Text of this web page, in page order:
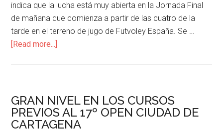
indica que la lucha está muy abierta en la Jornada Final
de mañana que comienza a partir de las cuatro de la
tarde en el terreno de jugo de Futvoley España. Se …
[Read more...]
GRAN NIVEL EN LOS CURSOS
PREVIOS AL 17º OPEN CIUDAD DE
CARTAGENA